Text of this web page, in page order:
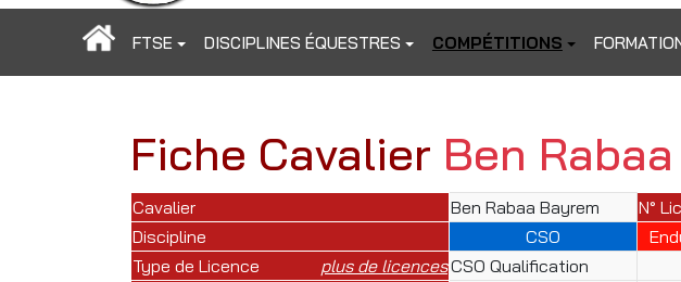
FTSE DISCIPLINES ÉQUESTRES COMPÉTITIONS
Fiche Cavalier Ben
Cavalier Ben Rabaa Bayrem N°
Discipline
CSO
Type de Licence
plus de licencesCSO Qualification